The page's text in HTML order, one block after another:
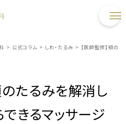
> 公式コラム > しわ・たるみ > 【医師監修】頬の
のたるみを解消し
きるマッサージ